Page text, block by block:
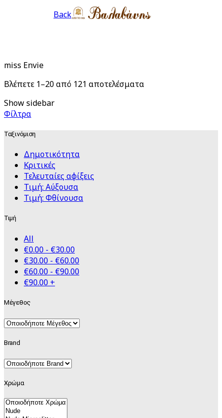
Back
miss Envie
Βλέπετε 1–20 από 121 αποτελέσματα
Show sidebar
Φίλτρα
Ταξινόμιση
Δημοτικότητα
Κριτικές
Τελευταίες αφίξεις
Τιμή: Αύξουσα
Τιμή: Φθίνουσα
Τιμή
All
€0.00 - €30.00
€30.00 - €60.00
€60.00 - €90.00
€90.00 +
Μέγεθος
Brand
Χρώμα